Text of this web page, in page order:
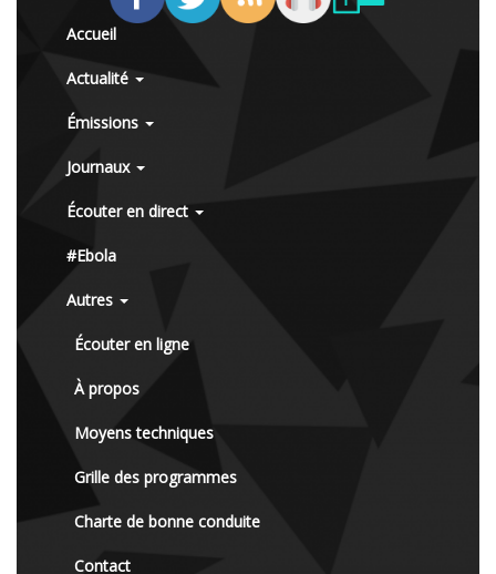
Accueil
Actualité
Émissions
Journaux
Écouter en direct
#Ebola
Autres
Écouter en ligne
À propos
Moyens techniques
Grille des programmes
Charte de bonne conduite
Contact